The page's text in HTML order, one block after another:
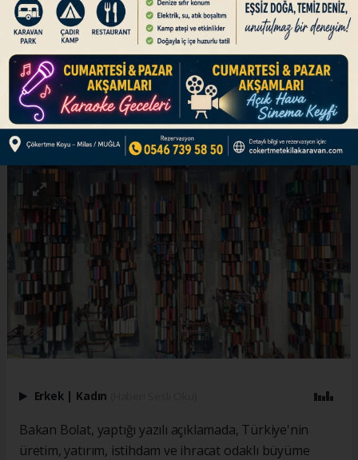
Ticaret Bakanı Ömer Bolat, dün yapılan 2 milyar
428 milyon dolarlık dış satımla, Cumhuriyet
tarihinin günlük ihracat rekorunun yenilendiğini
bildirdi.
ABONE OL
Erkek | Kadın
Bakan Bolat, yaptığı yazılı açıklamada, Türkiye'nin
üretim, yatırım, istihdam ve ihracat odaklı büyüme